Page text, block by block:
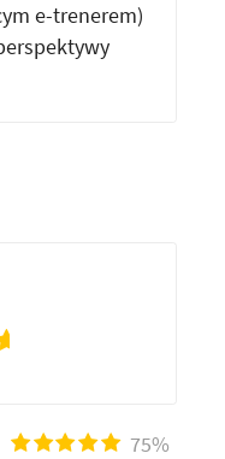
e-trenerem)
75%